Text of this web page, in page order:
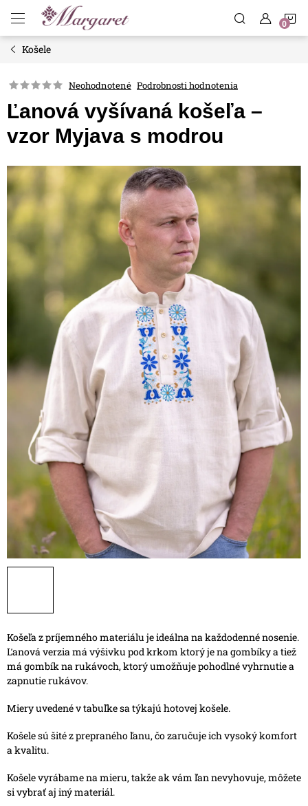
obsah
Košele
Neohodnotené Podrobnosti hodnotenia
Ľanová vyšívaná košeľa –
vzor Myjava s modrou
Košeľa z príjemného materiálu je ideálna na každodenné nosenie.
Ľanová verzia má výšivku pod krkom ktorý je na gombíky a tiež
má gombík na rukávoch, ktorý umožňuje pohodlné vyhrnutie a
zapnutie rukávov.
Miery uvedené v tabuľke sa týkajú hotovej košele.
Košele sú šité z prepraného ľanu, čo zaručuje ich vysoký komfort
a kvalitu.
Košele vyrábame na mieru, takže ak vám ľan nevyhovuje, môžete
si vybrať aj iný materiál.